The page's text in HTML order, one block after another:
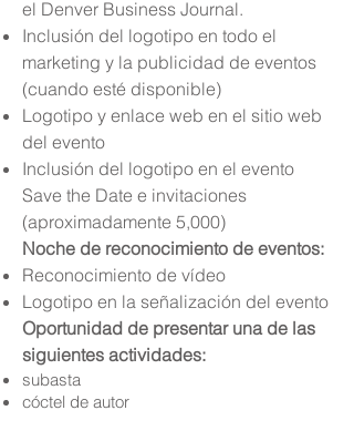
el Denver Business Journal.
Inclusión del logotipo en todo el
marketing y la publicidad de eventos
(cuando esté disponible)
Logotipo y enlace web en el sitio web
del evento
Inclusión del logotipo en el evento
Save the Date e invitaciones
(aproximadamente 5,000)
Noche de reconocimiento de eventos:
Reconocimiento de vídeo
Logotipo en la señalización del evento
Oportunidad de presentar una de las
siguientes actividades:
subasta
cóctel de autor